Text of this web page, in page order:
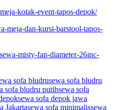
kotak-event-tapos-depok/
meja-dan-kursi-barstool-tapos-
misty-fan-diameter-26inc-
sofa bludrusewa sofa bludru
sofa bludru putihsewa sofa
sewa sofa depok jawa
Jakartasewa sofa minimalissewa